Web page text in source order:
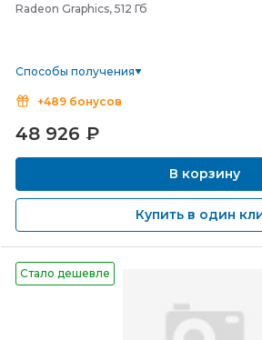
Radeon Graphics, 512 Гб
Способы получения
+489 бонусов
48 926 ₽
В корзину
Купить в один
Стало дешевле